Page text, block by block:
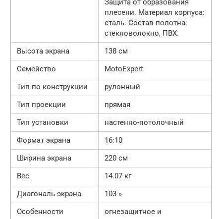
Защита от образования
плесени. Материал корпуса:
сталь. Состав полотна:
стекловолокно, ПВХ.
Высота экрана
138 см
Семейство
MotoExpert
Тип по конструкции
рулонный
Тип проекции
прямая
Тип установки
настенно-потолочный
Формат экрана
16:10
Ширина экрана
220 см
Вес
14.07 кг
Диагональ экрана
103 »
Особенности
огнезащитное и